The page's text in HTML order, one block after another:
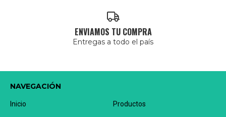
ENVIAMOS TU COMPRA
Entregas a todo el país
NAVEGACIÓN
Inicio Productos